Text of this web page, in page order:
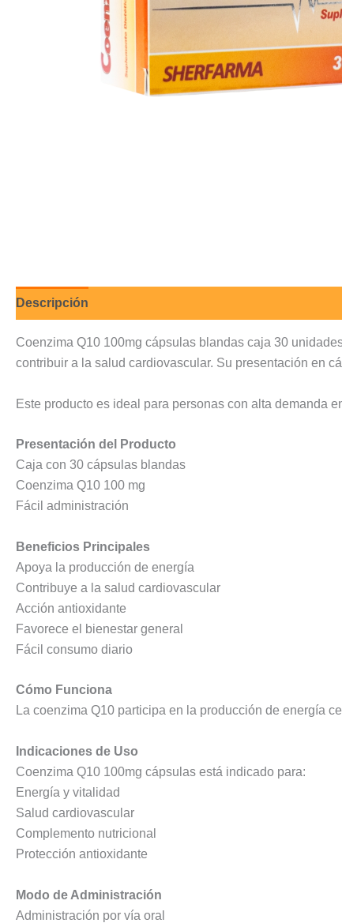
Descripción
Coenzima Q10 100mg cápsulas blandas caja 30
contribuir a la salud cardiovascular. Su presentación en
Este producto es ideal para personas con alta demanda
Presentación del Producto
Caja con 30 cápsulas blandas
Coenzima Q10 100 mg
Fácil administración
Beneficios Principales
Apoya la producción de energía
Contribuye a la salud cardiovascular
Acción antioxidante
Favorece el bienestar general
Fácil consumo diario
Cómo Funciona
La coenzima Q10 participa en la producción de energía
Indicaciones de Uso
Coenzima Q10 100mg cápsulas está indicado para:
Energía y vitalidad
Salud cardiovascular
Complemento nutricional
Protección antioxidante
Modo de Administración
Administración por vía oral